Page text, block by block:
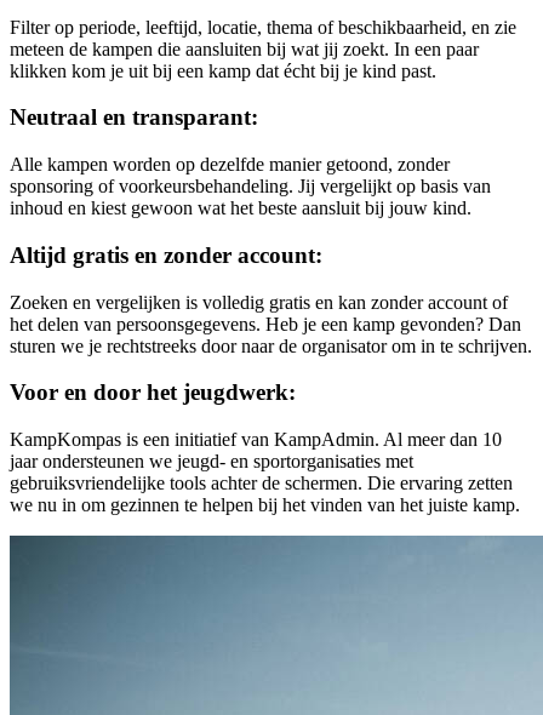
Filter op periode, leeftijd, locatie, thema of beschikbaarheid, en zie
meteen de kampen die aansluiten bij wat jij zoekt. In een paar
klikken kom je uit bij een kamp dat écht bij je kind past.
Neutraal en transparant:
Alle kampen worden op dezelfde manier getoond, zonder
sponsoring of voorkeursbehandeling. Jij vergelijkt op basis van
inhoud en kiest gewoon wat het beste aansluit bij jouw kind.
Altijd gratis en zonder account:
Zoeken en vergelijken is volledig gratis en kan zonder account of
het delen van persoonsgegevens. Heb je een kamp gevonden? Dan
sturen we je rechtstreeks door naar de organisator om in te schrijven.
Voor en door het jeugdwerk:
KampKompas is een initiatief van KampAdmin. Al meer dan 10
jaar ondersteunen we jeugd- en sportorganisaties met
gebruiksvriendelijke tools achter de schermen. Die ervaring zetten
we nu in om gezinnen te helpen bij het vinden van het juiste kamp.